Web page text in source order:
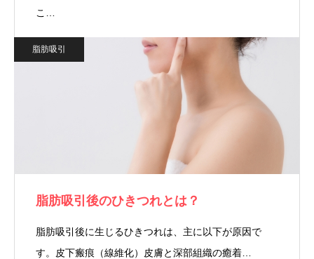
こ…
脂肪吸引
脂肪吸引後のひきつれとは？
脂肪吸引後に生じるひきつれは、主に以下が原因で
す。皮下瘢痕（線維化）皮膚と深部組織の癒着…